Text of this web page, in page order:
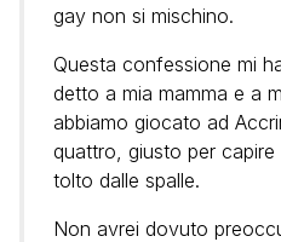
gay non si mischino.
Questa confessione mi
detto a mia mamma e a
abbiamo giocato ad
quattro, giusto per
tolto dalle spalle.
Non avrei dovuto